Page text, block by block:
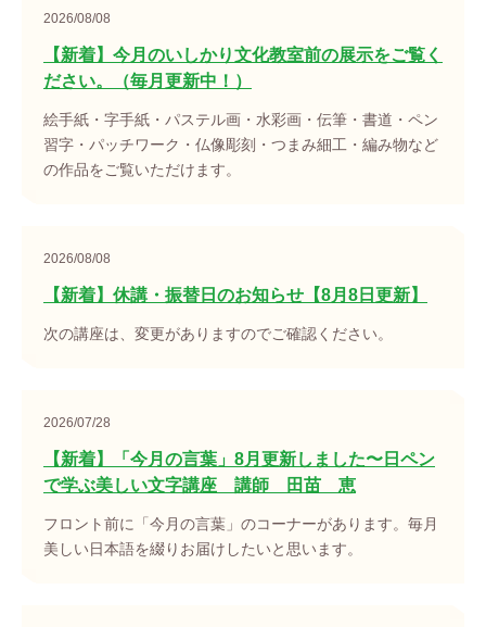
2026/08/08
【新着】今月のいしかり文化教室前の展示をご覧く
ださい。（毎月更新中！）
絵手紙・字手紙・パステル画・水彩画・伝筆・書道・ペン
習字・パッチワーク・仏像彫刻・つまみ細工・編み物など
の作品をご覧いただけます。
2026/08/08
【新着】休講・振替日のお知らせ【8月8日更新】
次の講座は、変更がありますのでご確認ください。
2026/07/28
【新着】「今月の言葉」8月更新しました〜日ペン
で学ぶ美しい文字講座 講師 田苗 恵
フロント前に「今月の言葉」のコーナーがあります。毎月
美しい日本語を綴りお届けしたいと思います。